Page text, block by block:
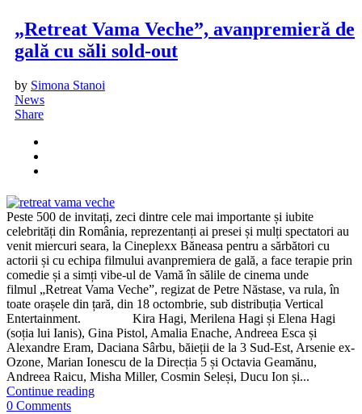
„Retreat Vama Veche”, avanpremieră de
gală cu săli sold-out
by Simona Stanoi
News
Share
Peste 500 de invitați, zeci dintre cele mai importante și iubite
celebrități din România, reprezentanți ai presei și mulți spectatori au
venit miercuri seara, la Cineplexx Băneasa pentru a sărbători cu
actorii și cu echipa filmului avanpremiera de gală, a face terapie prin
comedie și a simți vibe-ul de Vamă în sălile de cinema unde
filmul „Retreat Vama Veche”, regizat de Petre Năstase, va rula, în
toate orașele din țară, din 18 octombrie, sub distribuția Vertical
Entertainment. Kira Hagi, Merilena Hagi și Elena Hagi
(soția lui Ianis), Gina Pistol, Amalia Enache, Andreea Esca și
Alexandre Eram, Daciana Sârbu, băieții de la 3 Sud-Est, Arsenie ex-
Ozone, Marian Ionescu de la Direcția 5 și Octavia Geamănu,
Andreea Raicu, Misha Miller, Cosmin Seleși, Ducu Ion și...
Continue reading
0 Comments